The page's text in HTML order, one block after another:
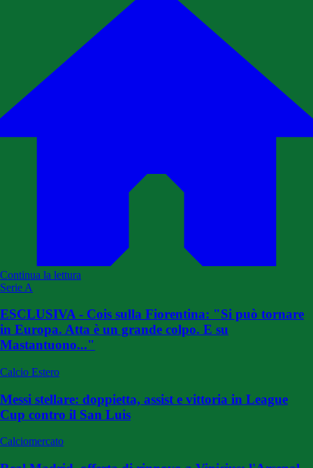
Continua la lettura
Serie A
ESCLUSIVA - Cois sulla Fiorentina: "Si può tornare
in Europa. Atta è un grande colpo. E su
Mastantuono..."
Calcio Estero
Messi stellare: doppietta, assist e vittoria in League
Cup contro il San Luis
Calciomercato